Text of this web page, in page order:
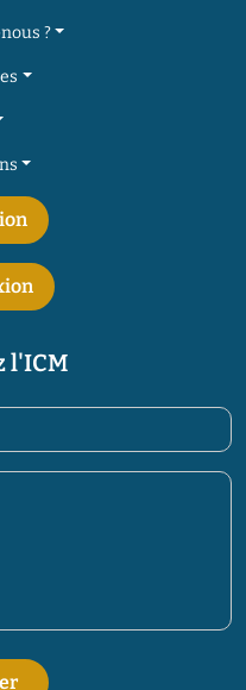
?
l'ICM